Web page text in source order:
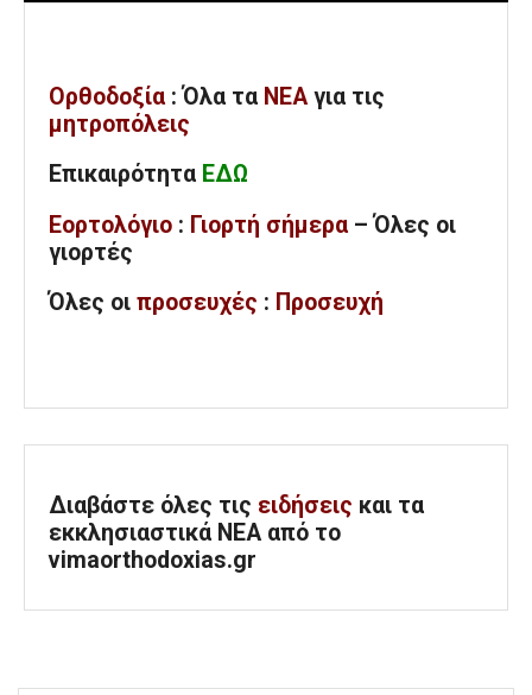
Ορθοδοξία : Όλα τα ΝΕΑ για τις
μητροπόλεις
Επικαιρότητα ΕΔΩ
Εορτολόγιο : Γιορτή σήμερα – Όλες οι
γιορτές
Όλες οι προσευχές : Προσευχή
Διαβάστε όλες τις ειδήσεις και τα
εκκλησιαστικά ΝΕΑ από το
vimaorthodoxias.gr